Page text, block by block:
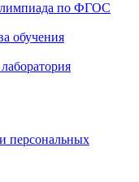
по ФГОС
обучения
персональных